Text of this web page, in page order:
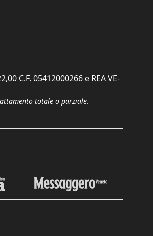
C.F. 05412000266 e REA VE-
totale o parziale.